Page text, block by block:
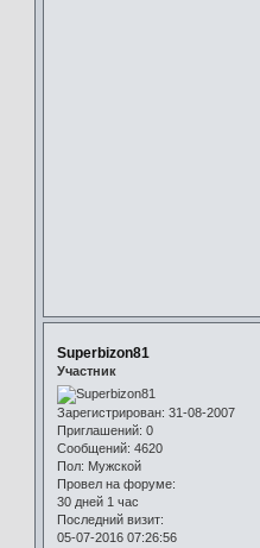
Superbizon81
Участник
Зарегистрирован: 31-08-2007
Приглашений: 0
Сообщений: 4620
Пол: Мужской
Провел на форуме:
30 дней 1 час
Последний визит:
05-07-2016 07:26:56